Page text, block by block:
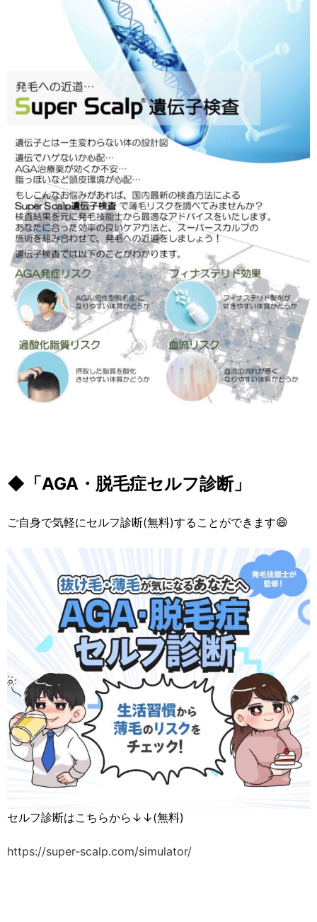
◆「AGA・脱毛症セルフ診断」
ご自身で気軽にセルフ診断(無料)することができます😄
セルフ診断はこちらから↓↓(無料)
https://super-scalp.com/simulator/